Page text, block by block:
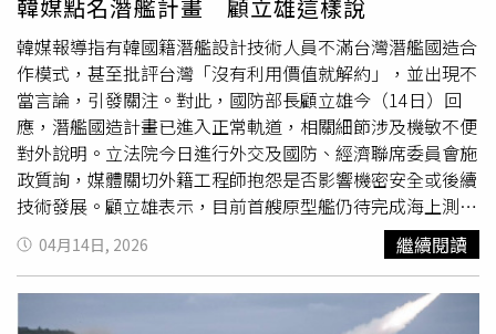
地指出，移頻」只能解決頻道切換問題，在應對強烈電子干
擾時能力極度有限，國軍如果到了今天還在使用這種幾十年
前的舊技術，在未來的現代化戰場上，形同讓國軍將士「裸
奔」。何澄輝呼籲，軍方應以更有前瞻性的思維來採購武
器，而不是僅為了消化預算。國軍若在建軍思維上跟不上時
代，僅依賴傳統移頻技術，將完全無法在敌方初期的體系癱
瘓中生存。唯有全面導入具備跳頻能力的聯合軍事通訊架
構，由「平台轉向網路」，方能確保防衛體系在遭受打擊後
仍能維持運作，並實質接軌未來的聯合作戰需求。
組織、替代役、臺灣民間自主緊急應變隊及志工團體等人
力，確實演練急救站、救濟站及配售站開設，以驗證醫療救
護、人員收容及物資配售效能，使全民防衛量能真正扎根基
層。卓榮泰表示，首場演習將自下週4月22日從彰化縣開
始，後續將有11個縣市參與，包括新北市、桃園市、高雄市
等。卓榮泰強調，演習目的在於「發掘問題」、「即時精
進」，而非要求「完美演出」，演練也不只是一次性，而是
要制度化、常態化推動。請各部會與地方政府通力合作，共
同提升中央與地方防衛韌性的協作能力，才能在面臨緊急災
變或極端情境時，迅速進行應對與行動，共同建構韌性的國
家防衛體系。
韓媒點名潛艦計畫 顧立雄這樣說
韓媒報導指有韓國籍潛艦設計技術人員不滿台灣潛艦國造合
作模式，甚至批評台灣「沒有利用價值就解約」，並出現不
當言論，引發關注。對此，國防部長顧立雄今（14日）回
應，潛艦國造計畫已進入正常軌道，相關細節涉及機敏不便
對外說明。立法院今日進行外交及國防、經濟聯席委員會施
政質詢，媒體關切外籍工程師抱怨是否影響機密安全或後續
技術發展。顧立雄表示，目前首艘原型艦仍待完成海上測
試，通過後方能動支後續艦預算；至於後續潛艦的相關合作
與商源，均已掌握，但不便透露細節，並強調「期待原型艦
儘快通過交艦」。此外，針對外媒報導政府擬進行跨部會演
習，模擬中國可能實施海上封鎖並護送能源運輸船的情境，
04月14日, 2026 繼續閱讀